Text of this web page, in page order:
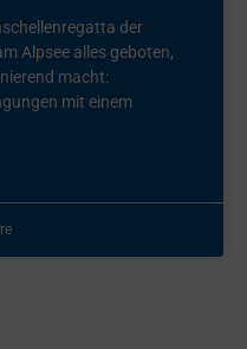
der
Alpsee alles geboten,
macht:
mit einem